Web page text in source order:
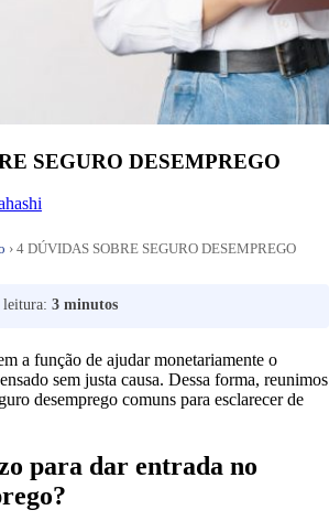
SEGURO DESEMPREGO
› 4 DÚVIDAS SOBRE SEGURO DESEMPREGO
leitura: 3 minutos
a função de ajudar monetariamente o
sem justa causa. Dessa forma, reunimos
desemprego comuns para esclarecer de
para dar entrada no